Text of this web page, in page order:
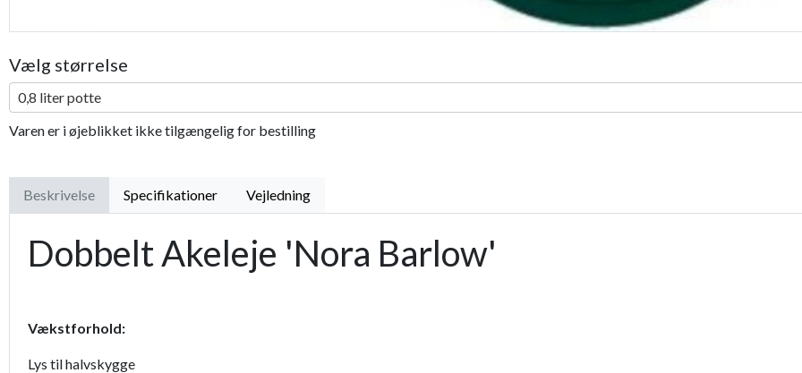
Vælg størrelse
0,8 liter potte
Varen er i øjeblikket ikke tilgængelig for bestilling
Beskrivelse Specifikationer Vejledning
Dobbelt Akeleje 'Nora Barlow'
Vækstforhold:
Lys til halvskygge